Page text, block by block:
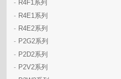
- R4F1系列
- R4E1系列
- R4E2系列
- P2G2系列
- P2D2系列
- P2V2系列